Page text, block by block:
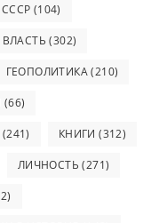
СССР (104)
ВЛАСТЬ (302)
ГЕОПОЛИТИКА(210)
(66)
(241) КНИГИ (312)
ЛИЧНОСТЬ (271)